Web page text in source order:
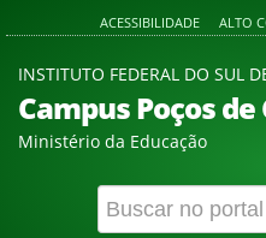
ACESSIBILIDADE ALTO
INSTITUTO FEDERAL DO SUL
Campus Poços de
Ministério da Educação